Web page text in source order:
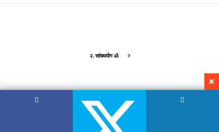
२. सांख्ययोग ॐ